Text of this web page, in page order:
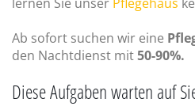
Ab sofort suchen wir eine
den Nachtdienst mit50-90%.
Diese Aufgaben warten auf